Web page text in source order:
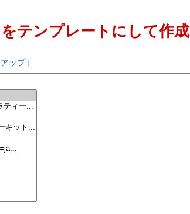
をテンプレートにして作成
ップ]